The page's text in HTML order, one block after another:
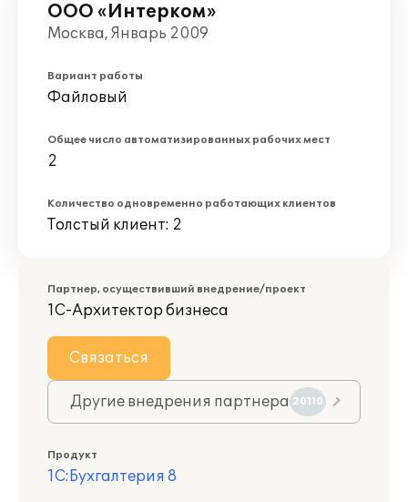
ООО «Интерком»
Москва, Январь 2009
Вариант работы
Файловый
Общее число автоматизированных рабочих мест
2
Количество одновременно работающих клиентов
Толстый клиент: 2
Партнер, осуществивший внедрение/проект
1С-Архитектор бизнеса
Связаться
Другие внедрения партнера 20110
Продукт
1С:Бухгалтерия 8